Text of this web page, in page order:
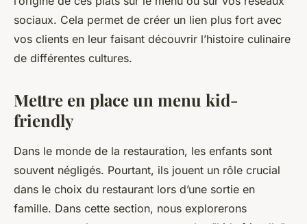
sociaux. Cela permet de créer un lien plus fort avec
vos clients en leur faisant découvrir l’histoire culinaire
de différentes cultures.
Mettre en place un menu kid-
friendly
Dans le monde de la restauration, les enfants sont
souvent négligés. Pourtant, ils jouent un rôle crucial
dans le choix du restaurant lors d’une sortie en
famille. Dans cette section, nous explorerons